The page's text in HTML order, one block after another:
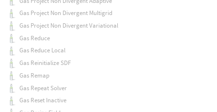
Gas Project Non Divergent Multigrid
Gas Project Non Divergent Variational
Gas Reduce
Gas Reduce Local
Gas Reinitialize SDF
Gas Remap
Gas Repeat Solver
Gas Reset Inactive